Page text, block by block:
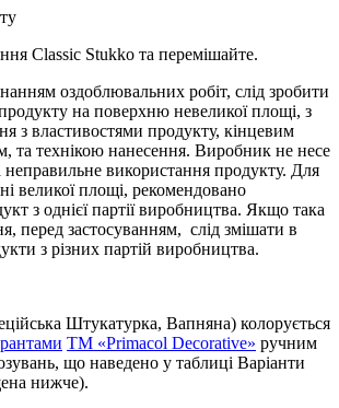
Classic Stukko та перемішайте.
оздоблювальних робіт, слід зробити
на поверхню невеликої площі, з
з властивостями продукту, кінцевим
та технікою нанесення. Виробник не несе
неправильне використання продукту. Для
великої площі, рекомендовано
з однієї партії виробництва. Якщо така
перед застосуванням, слід змішати в
з різних партій виробництва.
Штукатурка, Вапняна) колорується
TM «Primacol Decorative» ручним
що наведено у таблиці Варіанти
нижче).